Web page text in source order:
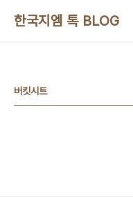
한국지엠 톡 BLOG
버킷시트